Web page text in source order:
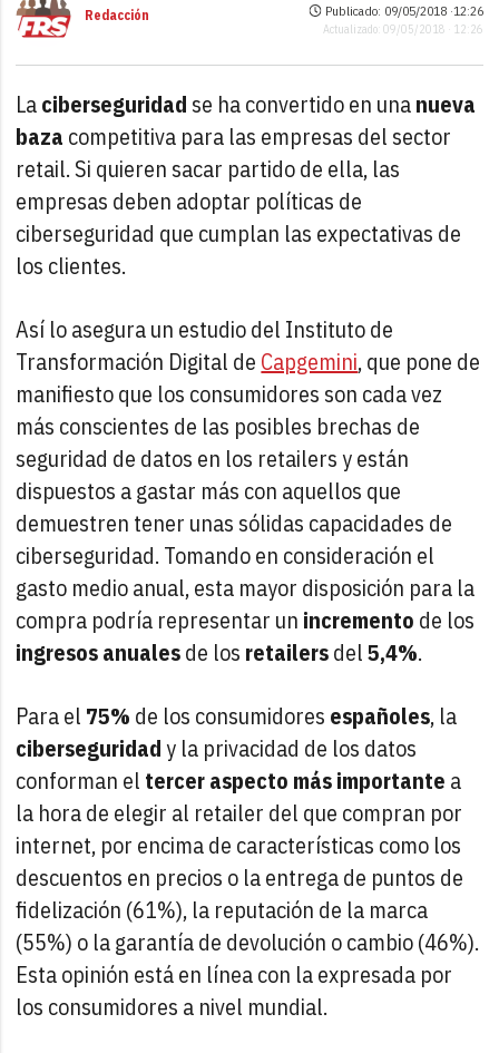
Redacción Publicado: 09/05/2018 ·12:26
Actualizado: 09/05/2018 · 12:26
Laciberseguridad se ha convertido en unanueva
baza competitiva para las empresas del sector
retail. Si quieren sacar partido de ella, las
empresas deben adoptar políticas de
ciberseguridad que cumplan las expectativas de
los clientes.
Así lo asegura un estudio del Instituto de
Transformación Digital de Capgemini, que pone de
manifiesto que los consumidores son cada vez
más conscientes de las posibles brechas de
seguridad de datos en los retailers y están
dispuestos a gastar más con aquellos que
demuestren tener unas sólidas capacidades de
ciberseguridad. Tomando en consideración el
gasto medio anual, esta mayor disposición para la
compra podría representar un incremento de los
ingresos anualesde los retailersdel5,4%.
Para el 75% de los consumidores españoles, la
ciberseguridady la privacidad de los datos
conforman el tercer aspecto más importante a
la hora de elegir al retailer del que compran por
internet, por encima de características como los
descuentos en precios o la entrega de puntos de
fidelización (61%), la reputación de la marca
(55%) o la garantía de devolución o cambio (46%).
Esta opinión está en línea con la expresada por
los consumidores a nivel mundial.